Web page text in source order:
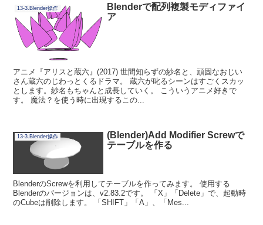
13-3.Blender操作
Blenderで配列複製モディファイ
ア
アニメ『アリスと蔵六』(2017) 世間知らずの紗名と、頑固なおじい
さん蔵六のじわっとくるドラマ。 蔵六が叱るシーンはすごくスカッ
とします。紗名もちゃんと成長していく。 こういうアニメ好きで
す。 魔法？を使う時に出現するこの...
13-3.Blender操作
(Blender)Add Modifier Screwで
テーブルを作る
BlenderのScrewを利用してテーブルを作ってみます。 使用する
Blenderのバージョンは、v2.83.2です。 「X」「Delete」で、起動時
のCubeは削除します。 「SHIFT」「A」、「Mes...